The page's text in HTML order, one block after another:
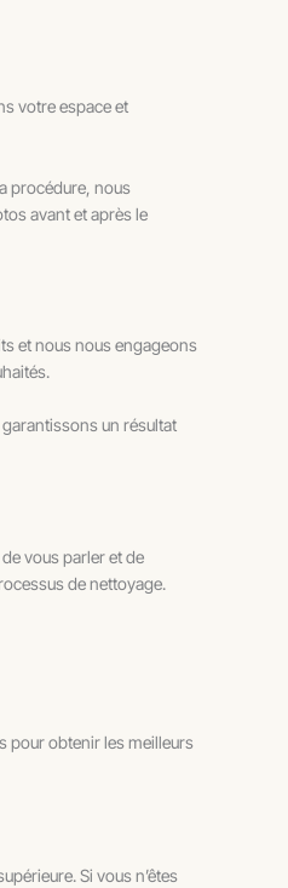
votre espace et
procédure, nous
avant et après le
et nous nous engageons
un résultat
vous parler et de
de nettoyage.
pour obtenir les meilleurs
Si vous n’êtes